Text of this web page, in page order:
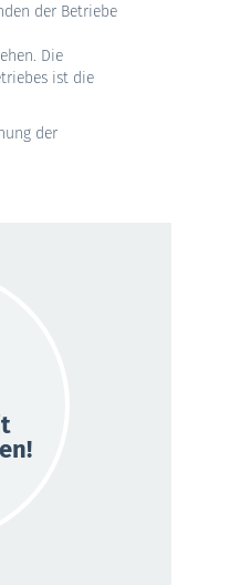
der Betriebe
Die
ist die
der